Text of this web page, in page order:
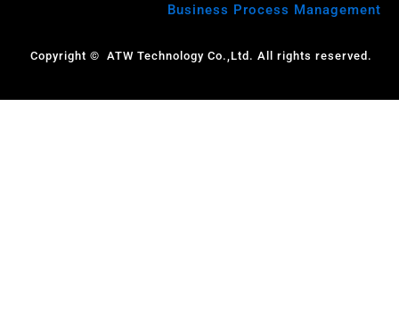
Business Process Management
Copyright © ATW Technology Co.,Ltd. All rights reserved.